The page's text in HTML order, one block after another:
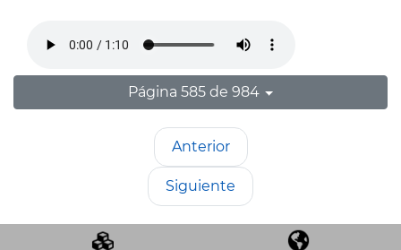
Página 585 de 984
Anterior
Siguiente